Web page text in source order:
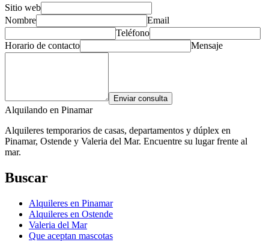
Sitio web
Nombre
Email
Teléfono
Horario de contacto
Mensaje
Enviar consulta
Alquilando en Pinamar
Alquileres temporarios de casas, departamentos y dúplex en
Pinamar, Ostende y Valeria del Mar. Encuentre su lugar frente al
mar.
Buscar
Alquileres en Pinamar
Alquileres en Ostende
Valeria del Mar
Que aceptan mascotas